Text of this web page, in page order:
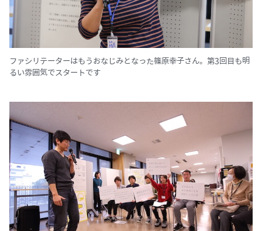
ファシリテーターはもうおなじみとなった篠原幸子さん。第3回目も明
るい雰囲気でスタートです